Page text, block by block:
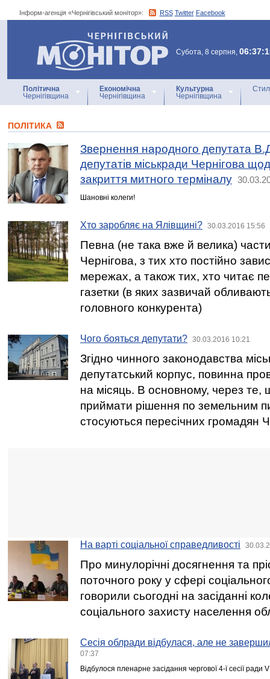
Інформ-агенція «Чернігівський монітор»: RSS Twitter Facebook
Інформ-агенція
«Чернігівський монітор»
Субота, 8 серпня,
Політична
Чернігівщина
Економічна
Чернігівщина
Культурна
Чернігівщина
ПОЛІТИКА
Звернення народного депутата
депутатів міськради Чернігова
закриття митного терміналу
Шановні колеги!
Хто заробляє на Ялівщині? 30.03.2016 15:56
Певна (не така вже й велика)
Чернігова, з тих хто постійно
мережах, а також тих, хто читає
газетки (в яких зазвичай
головного конкурента)
Чого бояться депутати? 30.03.2016 10:21
Згідно чинного законодавства
депутатський корпус, повинна
на місяць. В основному, через те,
приймати рішення по земельним
стосуються пересічних громадян
На варті соціальної справедливості
Про минулорічні досягнення та
поточного року у сфері
говорили сьогодні на засіданні
соціального захисту населення
Сесія облради відбулася, але не
07:37
Відбулося пленарне засідання чергової 4-ї сесії ради